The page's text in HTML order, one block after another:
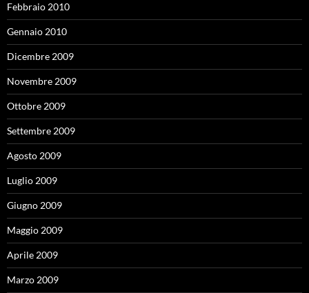
Febbraio 2010
Gennaio 2010
Dicembre 2009
Novembre 2009
Ottobre 2009
Settembre 2009
Agosto 2009
Luglio 2009
Giugno 2009
Maggio 2009
Aprile 2009
Marzo 2009